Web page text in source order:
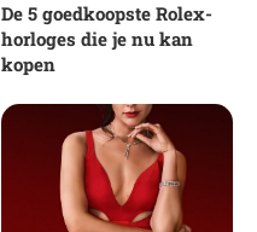
De 5 goedkoopste Rolex-
horloges die je nu kan
kopen